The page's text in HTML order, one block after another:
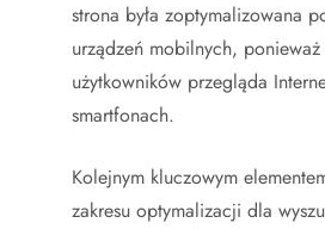
strona była zoptymalizowana
urządzeń mobilnych,
użytkowników przegląda
smartfonach.
Kolejnym kluczowym
zakresu optymalizacji dla